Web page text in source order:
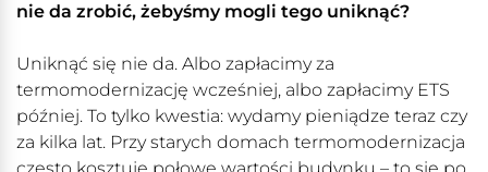
nie da zrobić, żebyśmy mogli tego uniknąć?
Uniknąć się nie da. Albo zapłacimy za
termomodernizację wcześniej, albo zapłacimy ETS
później. To tylko kwestia: wydamy pieniądze teraz czy
za kilka lat. Przy starych domach termomodernizacja